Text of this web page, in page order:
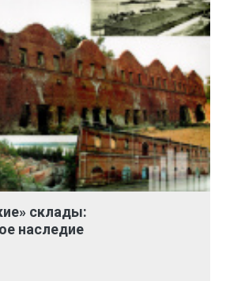
склады:
наследие